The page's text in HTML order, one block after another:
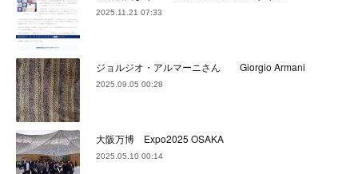
2025.11.21 07:33
ジョルジオ・アルマーニさん Giorgio Armani
2025.09.05 00:28
大阪万博 Expo2025 OSAKA
2025.05.10 00:14